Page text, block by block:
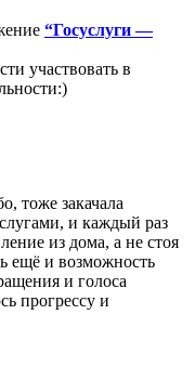
“Госуслуги —
участвовать в
тоже закачала
и каждый раз
из дома, а не стоя
ещё и возможность
и голоса
прогрессу и